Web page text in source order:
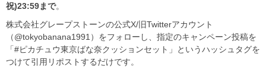
祝)23:59まで。
株式会社グレープストーンの公式X/旧Twitterアカウント
（@tokyobanana1991）をフォローし、指定のキャンペーン投稿を
「#ピカチュウ東京ばな奈クッションセット」というハッシュタグを
つけて引用リポストするだけです。